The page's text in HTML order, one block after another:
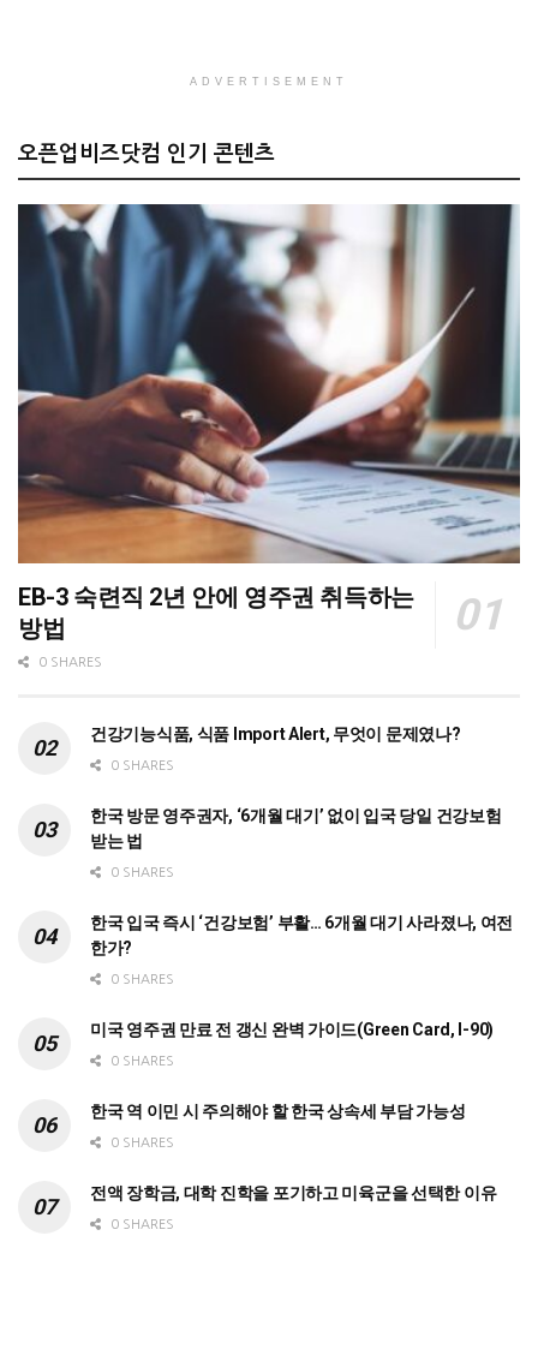
ADVERTISEMENT
오픈업비즈닷컴 인기 콘텐츠
EB-3 숙련직 2년 안에 영주권 취득하는
방법
0 SHARES
건강기능식품, 식품 Import Alert, 무엇이 문제였나?
0 SHARES
한국 방문 영주권자, ‘6개월 대기’ 없이 입국 당일 건강보험
받는 법
0 SHARES
한국 입국 즉시 ‘건강보험’ 부활… 6개월 대기 사라졌나, 여전
한가?
0 SHARES
미국 영주권 만료 전 갱신 완벽 가이드(Green Card, I-90)
0 SHARES
한국 역 이민 시 주의해야 할 한국 상속세 부담 가능성
0 SHARES
전액 장학금, 대학 진학을 포기하고 미육군을 선택한 이유
0 SHARES